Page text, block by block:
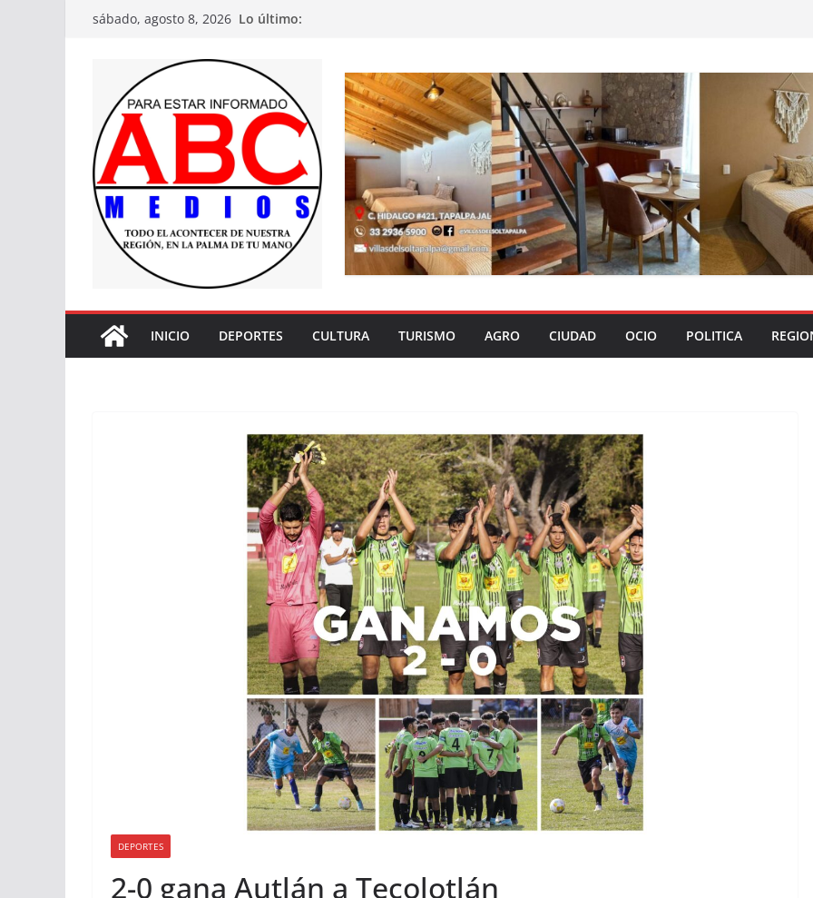
Saltarsábado, agosto 8, 2026 Lo último:
INICIO DEPORTES CULTURA TURISMO AGRO CIUDAD OCIO POLITICA
DEPORTES
2-0 gana Autlán a Tecolotlán